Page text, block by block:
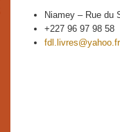
Niamey – Rue du
+227 96 97 98 58
fdl.livres@yahoo.fr